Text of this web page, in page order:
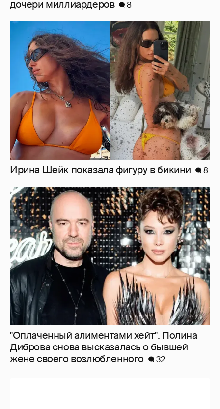
дочери миллиардеров 8
Ирина Шейк показала фигуру в бикини 8
"Оплаченный алиментами хейт". Полина
Диброва снова высказалась о бывшей
жене своего возлюбленного
32